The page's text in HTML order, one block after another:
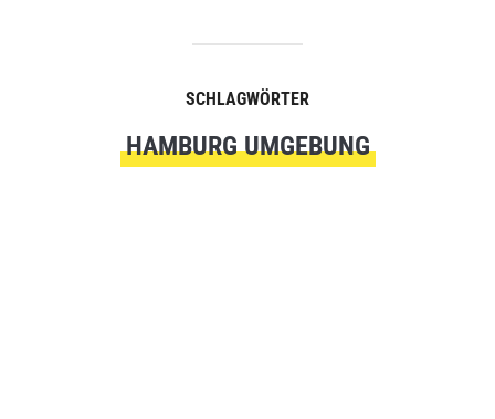
SCHLAGWÖRTER
HAMBURG UMGEBUNG